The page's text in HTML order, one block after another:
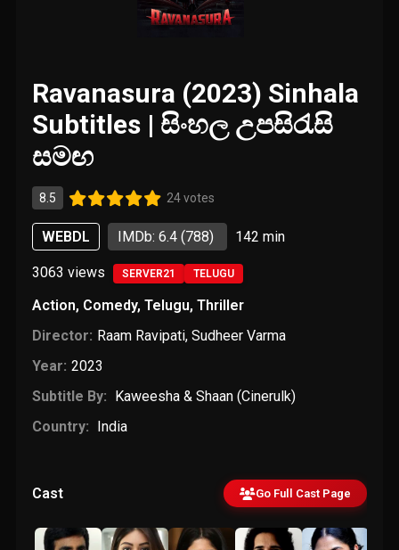
Ravanasura (2023) Sinhala
Subtitles | සිංහල උපසිරැසි
සමඟ
8.5 24 votes
WEBDL IMDb: 6.4 (788) 142 min
3063 views SERVER21 TELUGU
Action, Comedy,Telugu,Thriller
Director: Raam Ravipati, Sudheer Varma
Year: 2023
Subtitle By:
Kaweesha & Shaan (Cinerulk)
Country:
India
Cast Go Full Cast Page